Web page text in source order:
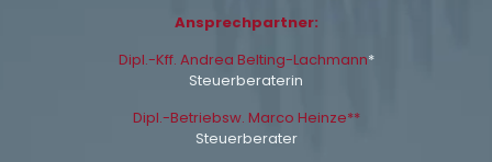
Ansprechpartner:
Dipl.-Kff. Andrea Belting-Lachmann*
Steuerberaterin
Dipl.-Betriebsw. Marco Heinze**
Steuerberater